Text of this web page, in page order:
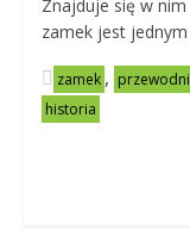
Znajduje się w
zamek jest
zamek ,
historia